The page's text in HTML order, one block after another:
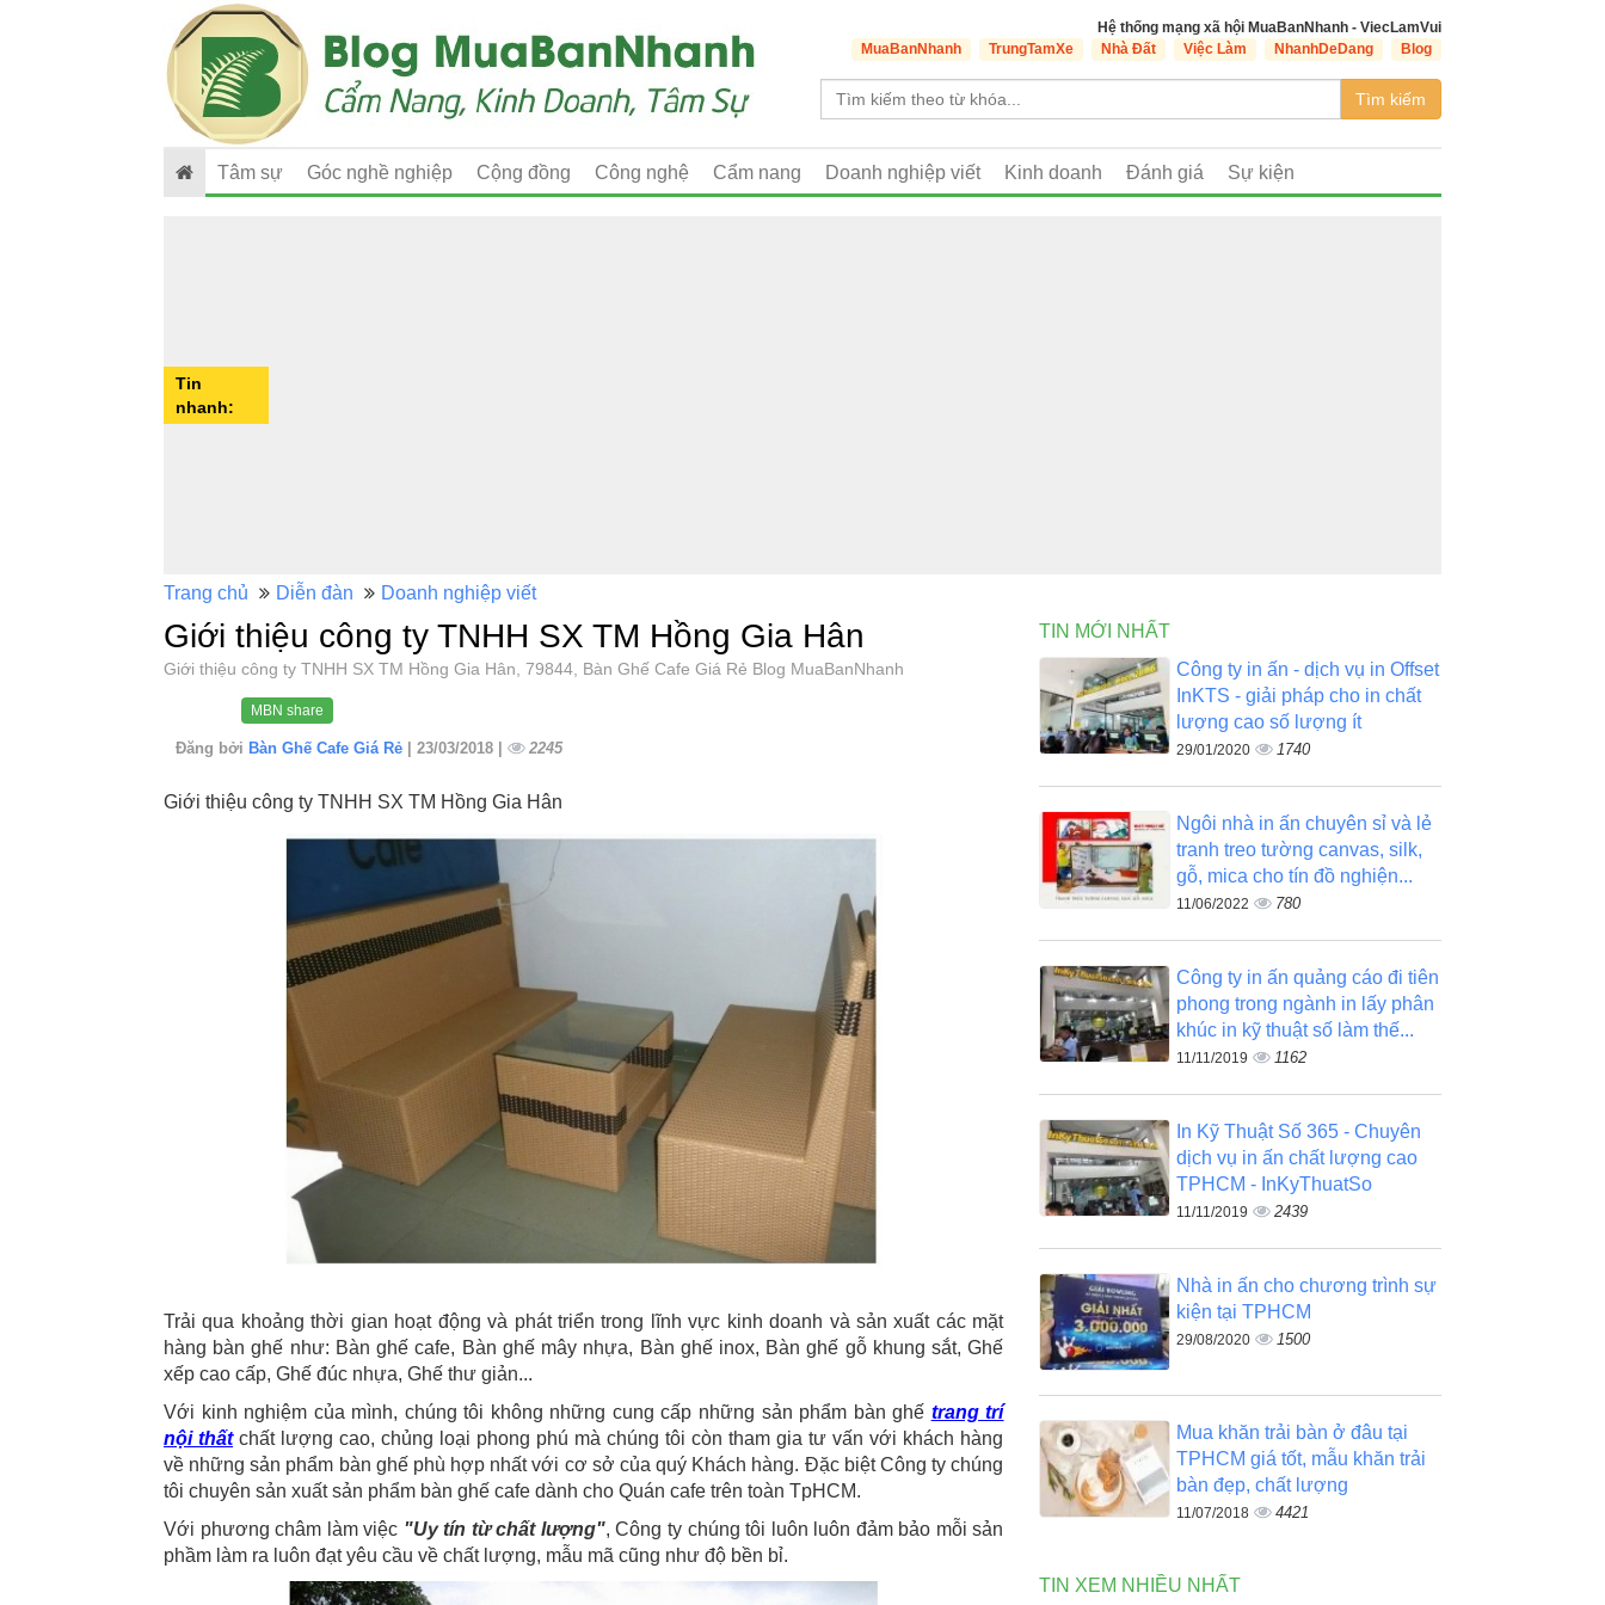
Hệ thống mạng xã hội MuaBanNhanh - ViecLamVui
MuaBanNhanh
TrungTamXe Nhà Đất Việc Làm NhanhDeDang Blog
Tìm kiếm
Tâm sự Góc nghề nghiệp Cộng đồng Công nghệ Cẩm nang Doanh nghiệp viết Kinh doanh Đánh giá Sự kiện
Tin
nhanh:
Trang chủ Diễn đàn Doanh nghiệp viết
Giới thiệu công ty TNHH SX TM Hồng Gia Hân
Giới thiệu công ty TNHH SX TM Hồng Gia Hân, 79844, Bàn Ghế Cafe Giá Rẻ Blog MuaBanNhanh
MBN share
Đăng bởi Bàn Ghế Cafe Giá Rẻ | 23/03/2018 | 2245
Giới thiệu công ty TNHH SX TM Hồng Gia Hân
Trải qua khoảng thời gian hoạt động và phát triển trong lĩnh vực kinh doanh và sản xuất các mặt
hàng bàn ghế như: Bàn ghế cafe, Bàn ghế mây nhựa, Bàn ghế inox, Bàn ghế gỗ khung sắt, Ghế
xếp cao cấp, Ghế đúc nhựa, Ghế thư giản...
Với kinh nghiệm của mình, chúng tôi không những cung cấp những sản phẩm bàn ghế trang trí
nội thấtchất lượng cao, chủng loại phong phú mà chúng tôi còn tham gia tư vấn với khách hàng
về những sản phẩm bàn ghế phù hợp nhất với cơ sở của quý Khách hàng. Đặc biệt Công ty chúng
tôi chuyên sản xuất sản phẩm bàn ghế cafe dành cho Quán cafe trên toàn TpHCM.
Với phương châm làm việc "Uy tín từ chất lượng", Công ty chúng tôi luôn luôn đảm bảo mỗi sản
phầm làm ra luôn đạt yêu cầu về chất lượng, mẫu mã cũng như độ bền bỉ.
TIN MỚI NHẤT
Công ty in ấn - dịch vụ in Offset
InKTS - giải pháp cho in chất
lượng cao số lượng ít
29/01/2020 1740
Ngôi nhà in ấn chuyên sỉ và lẻ
tranh treo tường canvas, silk,
gỗ, mica cho tín đồ nghiện...
11/06/2022 780
Công ty in ấn quảng cáo đi tiên
phong trong ngành in lấy phân
khúc in kỹ thuật số làm thế...
11/11/2019 1162
In Kỹ Thuật Số 365 - Chuyên
dịch vụ in ấn chất lượng cao
TPHCM - InKyThuatSo
11/11/2019 2439
Nhà in ấn cho chương trình sự
kiện tại TPHCM
29/08/2020 1500
Mua khăn trải bàn ở đâu tại
TPHCM giá tốt, mẫu khăn trải
bàn đẹp, chất lượng
11/07/2018 4421
TIN XEM NHIỀU NHẤT